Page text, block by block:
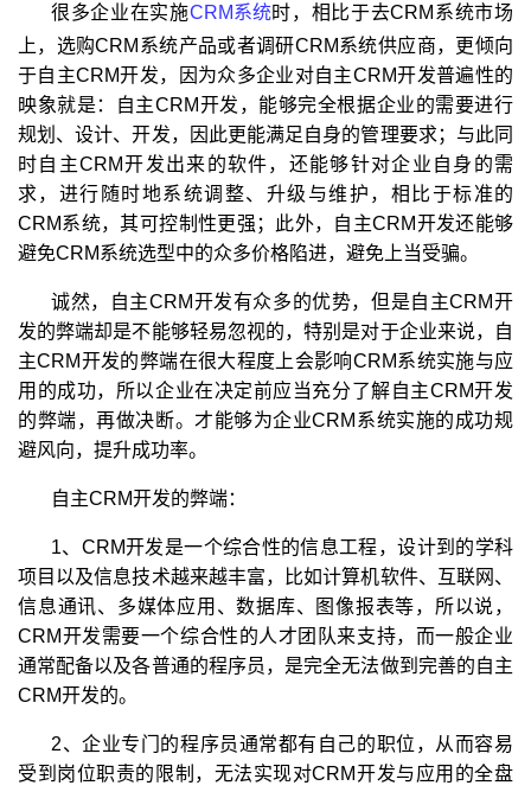
很多企业在实施CRM系统时，相比于去CRM系统市场
上，选购CRM系统产品或者调研CRM系统供应商，更倾向
于自主CRM开发，因为众多企业对自主CRM开发普遍性的
映象就是：自主CRM开发，能够完全根据企业的需要进行
规划、设计、开发，因此更能满足自身的管理要求；与此同
时自主CRM开发出来的软件，还能够针对企业自身的需
求，进行随时地系统调整、升级与维护，相比于标准的
CRM系统，其可控制性更强；此外，自主CRM开发还能够
避免CRM系统选型中的众多价格陷进，避免上当受骗。
诚然，自主CRM开发有众多的优势，但是自主CRM开
发的弊端却是不能够轻易忽视的，特别是对于企业来说，自
主CRM开发的弊端在很大程度上会影响CRM系统实施与应
用的成功，所以企业在决定前应当充分了解自主CRM开发
的弊端，再做决断。才能够为企业CRM系统实施的成功规
避风向，提升成功率。
自主CRM开发的弊端：
1、CRM开发是一个综合性的信息工程，设计到的学科
项目以及信息技术越来越丰富，比如计算机软件、互联网、
信息通讯、多媒体应用、数据库、图像报表等，所以说，
CRM开发需要一个综合性的人才团队来支持，而一般企业
通常配备以及各普通的程序员，是完全无法做到完善的自主
CRM开发的。
2、企业专门的程序员通常都有自己的职位，从而容易
受到岗位职责的限制，无法实现对CRM开发与应用的全盘